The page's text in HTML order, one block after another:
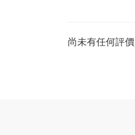
尚未有任何評價